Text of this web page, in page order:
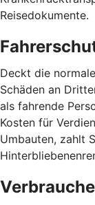
Reisedokumente.
Deckt die
Schäden an
als fahrende
Kosten für
Umbauten, zahlt